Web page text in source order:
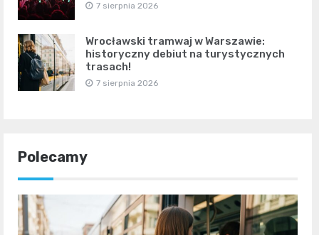
7 sierpnia 2026
Wrocławski tramwaj w Warszawie:
historyczny debiut na turystycznych
trasach!
7 sierpnia 2026
Polecamy